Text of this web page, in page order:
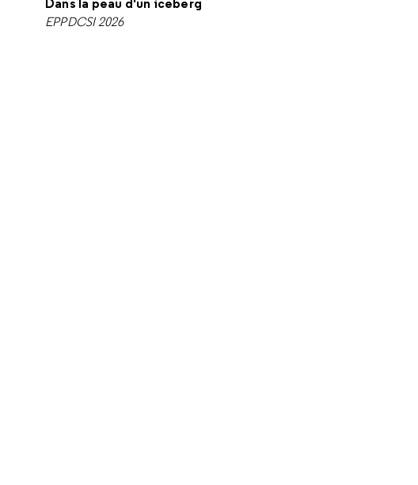
Dans la peau d'un iceberg
EPPDCSI 2026